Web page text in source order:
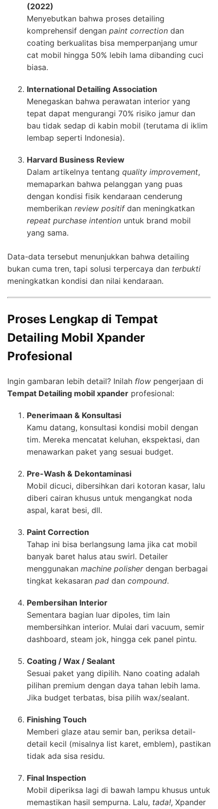
(2022)
Menyebutkan bahwa proses detailing
komprehensif dengan paint correction dan
coating berkualitas bisa memperpanjang umur
cat mobil hingga 50% lebih lama dibanding cuci
biasa.
International Detailing Association
Menegaskan bahwa perawatan interior yang
tepat dapat mengurangi 70% risiko jamur dan
bau tidak sedap di kabin mobil (terutama di iklim
lembap seperti Indonesia).
Harvard Business Review
Dalam artikelnya tentang quality improvement,
memaparkan bahwa pelanggan yang puas
dengan kondisi fisik kendaraan cenderung
memberikan review positifdan meningkatkan
repeat purchase intention untuk brand mobil
yang sama.
Data-data tersebut menunjukkan bahwa detailing
bukan cuma tren, tapi solusi terpercaya dan terbukti
meningkatkan kondisi dan nilai kendaraan.
Proses Lengkap di Tempat
Detailing Mobil Xpander
Profesional
Ingin gambaran lebih detail? Inilah flow pengerjaan di
Tempat Detailing mobil xpander profesional:
Penerimaan & Konsultasi
Kamu datang, konsultasi kondisi mobil dengan
tim. Mereka mencatat keluhan, ekspektasi, dan
menawarkan paket yang sesuai budget.
Pre-Wash & Dekontaminasi
Mobil dicuci, dibersihkan dari kotoran kasar, lalu
diberi cairan khusus untuk mengangkat noda
aspal, karat besi, dll.
Paint Correction
Tahap ini bisa berlangsung lama jika cat mobil
banyak baret halus atau swirl. Detailer
menggunakan machine polisherdengan berbagai
tingkat kekasaran pad dan compound.
Pembersihan Interior
Sementara bagian luar dipoles, tim lain
membersihkan interior. Mulai dari vacuum, semir
dashboard, steam jok, hingga cek panel pintu.
Coating / Wax / Sealant
Sesuai paket yang dipilih. Nano coating adalah
pilihan premium dengan daya tahan lebih lama.
Jika budget terbatas, bisa pilih wax/sealant.
Finishing Touch
Memberi glaze atau semir ban, periksa detail-
detail kecil (misalnya list karet, emblem), pastikan
tidak ada sisa residu.
Final Inspection
Mobil diperiksa lagi di bawah lampu khusus untuk
memastikan hasil sempurna. Lalu, tada!, Xpander